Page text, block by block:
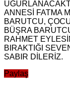
ANNESİ FATMA
BARUTCU,
BÜŞRA
RAHMET
BIRAKTIĞI
SABIR DİLERİZ.
Paylaş